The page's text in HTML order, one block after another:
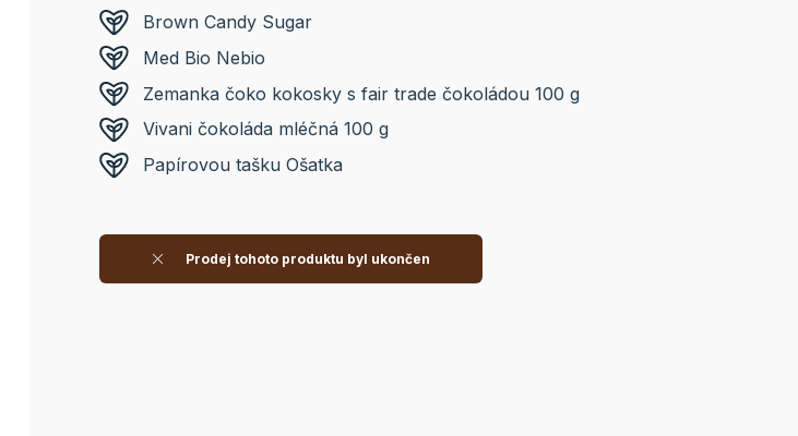
Brown Candy Sugar
Med Bio Nebio
Zemanka čoko kokosky s fair trade čokoládou 100 g
Vivani čokoláda mléčná 100 g
Papírovou tašku Ošatka
Prodej tohoto produktu byl ukončen